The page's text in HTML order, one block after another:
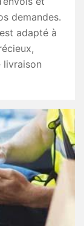
demandes.
adapté à
livraison